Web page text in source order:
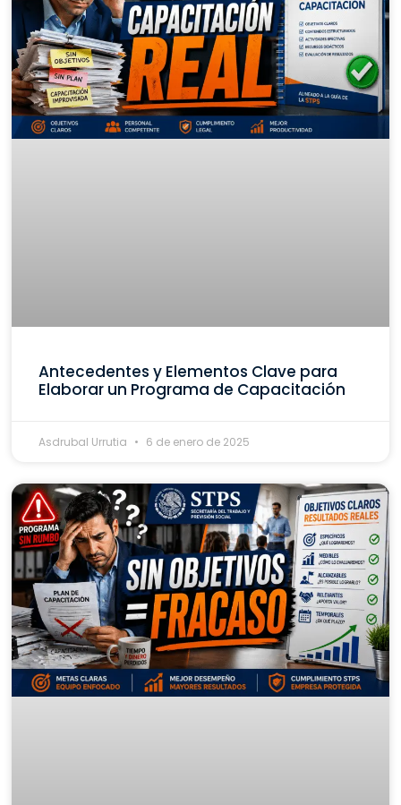
Antecedentes y Elementos Clave para
Elaborar un Programa de Capacitación
Asdrubal Urrutia 6 de enero de 2025